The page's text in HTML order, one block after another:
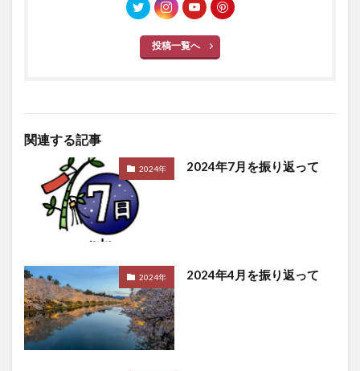
投稿一覧へ
関連する記事
2024年 2024年7月を振り返って
2024年 2024年4月を振り返って